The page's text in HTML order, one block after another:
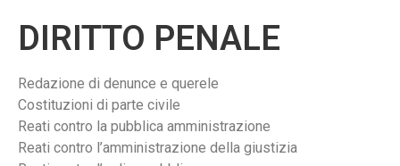
DIRITTO PENALE
Redazione di denunce e querele
Costituzioni di parte civile
Reati contro la pubblica amministrazione
Reati contro l’amministrazione della giustizia